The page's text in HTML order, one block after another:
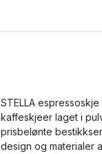
STELLA
kaffeskjeer laget i
prisbelønte
design og materialer